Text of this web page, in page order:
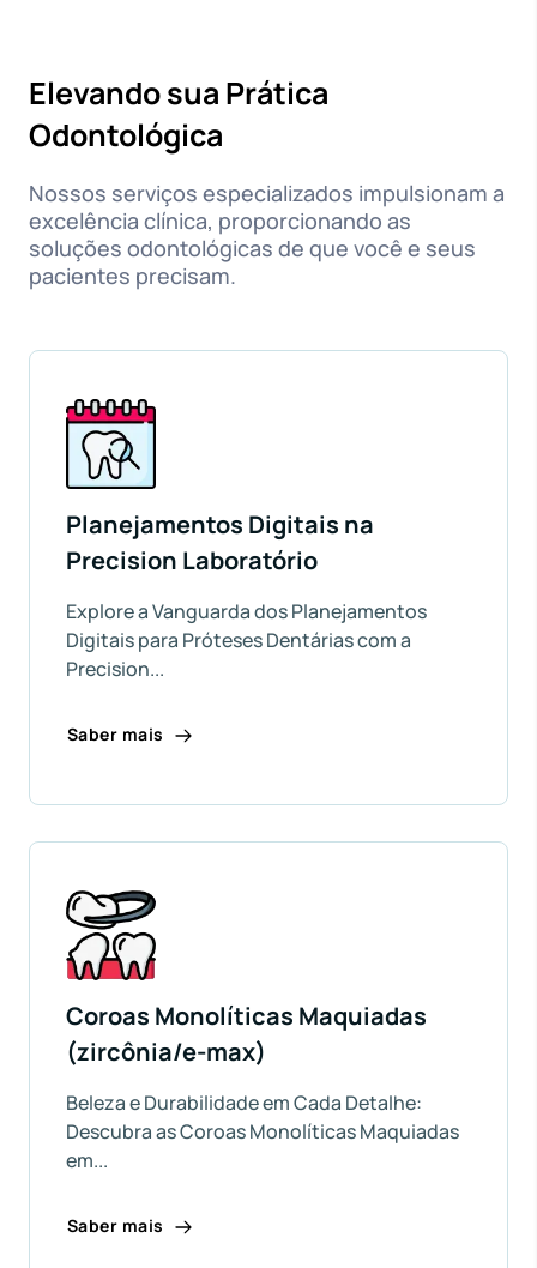
Elevando sua Prática
Odontológica
Nossos serviços especializados impulsionam a
excelência clínica, proporcionando as
soluções odontológicas de que você e seus
pacientes precisam.
Planejamentos Digitais na
Precision Laboratório
Explore a Vanguarda dos Planejamentos
Digitais para Próteses Dentárias com a
Precision...
Saber mais
Coroas Monolíticas Maquiadas
(zircônia/e-max)
Beleza e Durabilidade em Cada Detalhe:
Descubra as Coroas Monolíticas Maquiadas
em...
Saber mais